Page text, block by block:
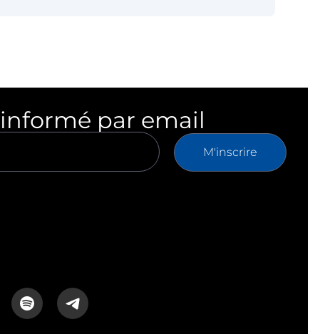
informé par email
M'inscrire